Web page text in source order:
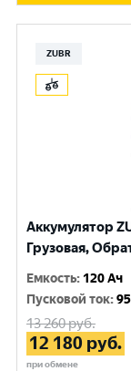
ZUBR
Аккумулятор
Грузовая,
Емкость: 120 Ач
Пусковой ток:
13 260руб.
12 180 руб.
при обмене